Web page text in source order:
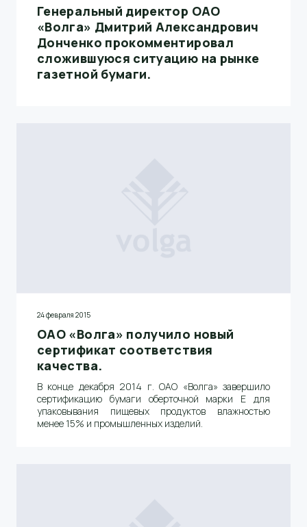
Генеральный директор ОАО
«Волга» Дмитрий Александрович
Донченко прокомментировал
сложившуюся ситуацию на рынке
газетной бумаги.
24 февраля 2015
ОАО «Волга» получило новый
сертификат соответствия
качества.
В конце декабря 2014 г. ОАО «Волга» завершило
сертификацию бумаги оберточной марки Е для
упаковывания пищевых продуктов влажностью
менее 15% и промышленных изделий.